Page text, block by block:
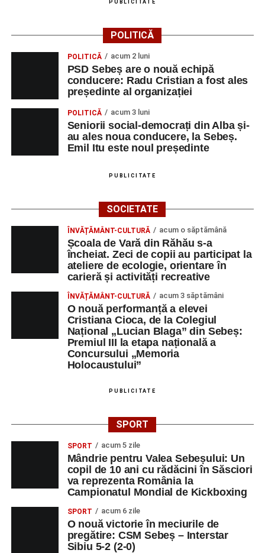
PUBLICITATE
POLITICĂ
POLITICĂ acum 2 luni
PSD Sebeș are o nouă echipă
conducere: Radu Cristian a fost ales
președinte al organizației
POLITICĂ acum 3 luni
Seniorii social-democrați din Alba și-
au ales noua conducere, la Sebeș.
Emil Itu este noul președinte
PUBLICITATE
SOCIETATE
ÎNVĂȚĂMÂNT-CULTURĂ acum o săptămână
Școala de Vară din Răhău s-a
încheiat. Zeci de copii au participat la
ateliere de ecologie, orientare în
carieră și activități recreative
ÎNVĂȚĂMÂNT-CULTURĂ acum 3 săptămâni
O nouă performanță a elevei
Cristiana Cioca, de la Colegiul
Național „Lucian Blaga” din Sebeș:
Premiul III la etapa națională a
Concursului „Memoria
Holocaustului”
PUBLICITATE
SPORT
SPORT acum 5 zile
Mândrie pentru Valea Sebeșului: Un
copil de 10 ani cu rădăcini în Săsciori
va reprezenta România la
Campionatul Mondial de Kickboxing
SPORT acum 6 zile
O nouă victorie în meciurile de
pregătire: CSM Sebeș – Interstar
Sibiu 5-2 (2-0)